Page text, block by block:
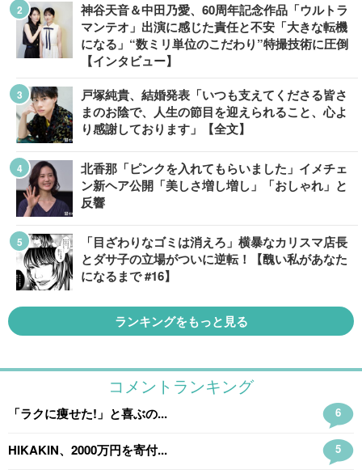
神谷天音＆中田乃愛、60周年記念作品「ウルトラ
マンテオ」出演に感じた責任と不安「大きな転機
になる」“数ミリ単位のこだわり”特撮技術に圧倒
【インタビュー】
戸塚純貴、結婚発表「いつも支えてくださる皆さ
まのお陰で、人生の節目を迎えられること、心よ
り感謝しております」【全文】
北香那「ピンクを入れてもらいました」イメチェ
ン新ヘア公開「美しさ増し増し」「おしゃれ」と
反響
「目ざわりなゴミは消えろ」横暴なカリスマ店長
とダサ子の立場がついに逆転！【醜い私があなた
になるまで #16】
ランキングをもっと見る